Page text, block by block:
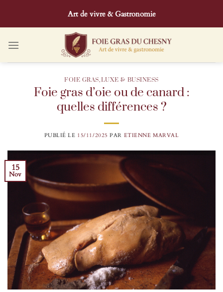
contenu
Art de vivre & Gastronomie
FOIE GRAS,LUXE & BUSINESS
Foie gras d’oie ou de canard :
quelles différences ?
PUBLIÉ LE 15/11/2025 PAR ETIENNE MARVAL
15
Nov